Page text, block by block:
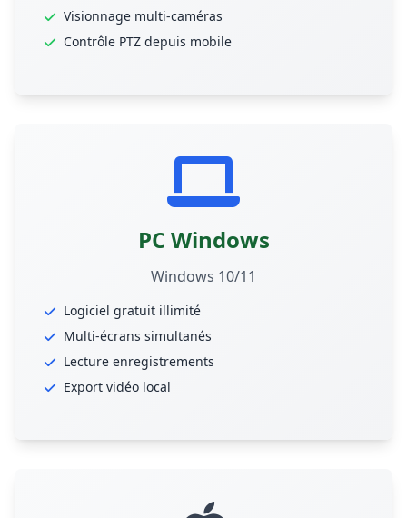
Visionnage multi-caméras
Contrôle PTZ depuis mobile
PC Windows
Windows 10/11
Logiciel gratuit illimité
Multi-écrans simultanés
Lecture enregistrements
Export vidéo local